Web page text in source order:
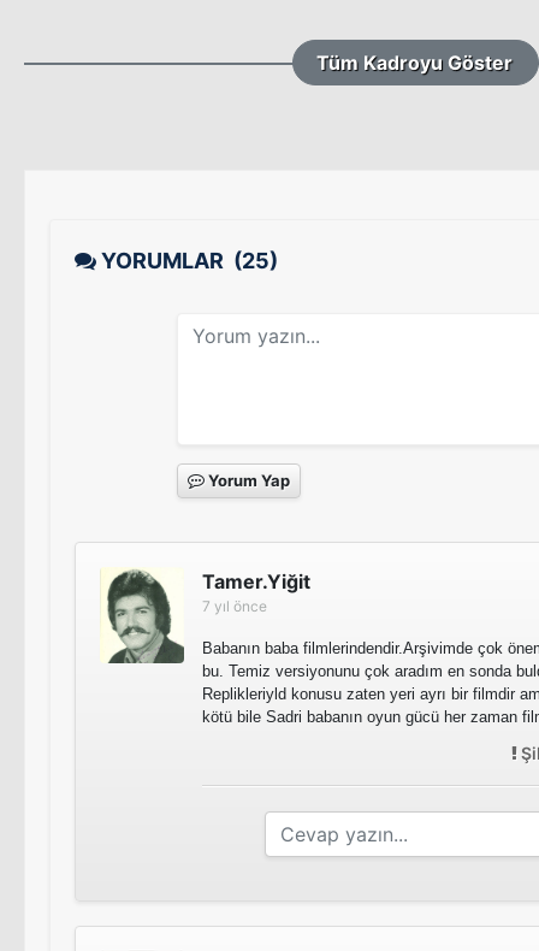
Tüm Kadroyu Göster
YORUMLAR (25)
Yorum Yap
Tamer.Yiğit
7 yıl önce
Babanın baba filmlerindendir.Arşivimde çok
bu. Temiz versiyonunu çok aradım en sonda
Replikleriyld konusu zaten yeri ayrı bir filmdir
kötü bile Sadri babanın oyun gücü her zaman